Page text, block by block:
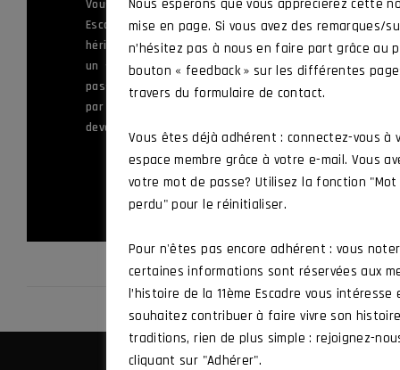
Vous servez ou avez appartenu à la 11
Escadre de Chasse, ou à l’une des unités
héritières de ses traditions, ou vous êtes
un sympathisant souhaitant mettre sa
passion au service des valeurs défendues
par l’Amicale et vous souhaitez en
devenir membre.
ADHÉRER
Nous espérons que vous apprécierez cette
mise en page. Si vous avez des remarques/
n’hésitez pas à nous en faire part grâce au
bouton « feedback » sur les différentes
travers du formulaire de contact.
Vous êtes déjà adhérent : connectez-vous à
espace membre grâce à votre e-mail. Vous
votre mot de passe? Utilisez la fonction
perdu" pour le réinitialiser.
Pour n'êtes pas encore adhérent : vous
certaines informations sont réservées aux
l’histoire de la 11ème Escadre vous intéresse
souhaitez contribuer à faire vivre son
traditions, rien de plus simple : rejoignez-
cliquant sur "Adhérer".